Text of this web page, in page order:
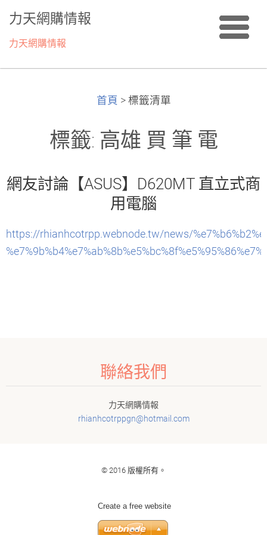
力天網購情報
力天網購情報
首頁 > 標籤清單
標籤: 高雄 買 筆 電
網友討論【ASUS】D620MT 直立式商
用電腦
https://rhianhcotrpp.webnode.tw/news/
聯絡我們
力天網購情報
rhianhcotrppgn@hotmail.com
© 2016 版權所有。
Create a free website